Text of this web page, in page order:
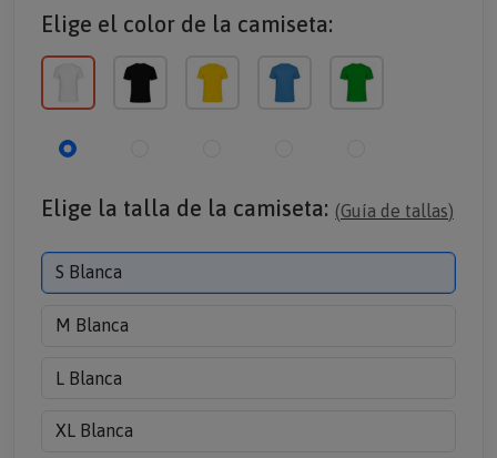
Elige el color de la camiseta:
Elige la talla de la camiseta: (Guía de tallas)
S Blanca
M Blanca
L Blanca
XL Blanca